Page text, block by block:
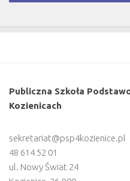
Publiczna Szkoła
Kozienicach
sekretariat@psp4kozienice.pl
48 614 52 01
ul. Nowy Świat 24